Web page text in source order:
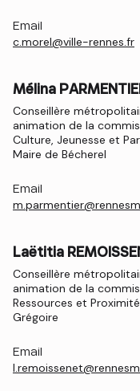
Email
c.morel@ville-rennes.fr
Mélina
Conseillère
animation de la
Culture, Jeunesse et
Maire de Bécherel
Email
Laëtitia
Conseillère
animation de la
Ressources et
Grégoire
Email